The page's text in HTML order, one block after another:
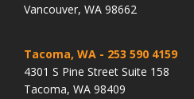
Vancouver, WA 98662
Tacoma, WA - 253 590 4159
4301 S Pine Street Suite 158
Tacoma, WA 98409